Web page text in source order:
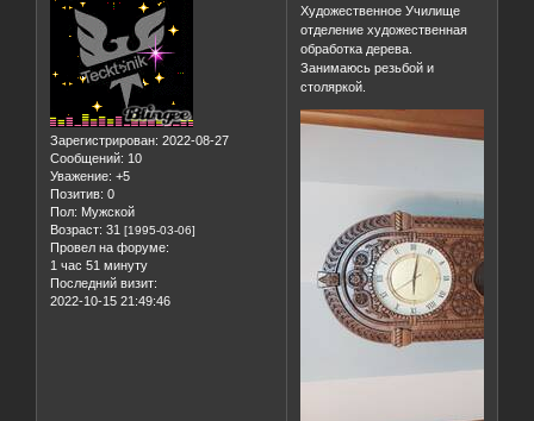
Зарегистрирован: 2022-08-27
Сообщений: 10
Уважение: +5
Позитив: 0
Пол: Мужской
Возраст: 31 [1995-03-06]
Провел на форуме:
1 час 51 минуту
Последний визит:
2022-10-15 21:49:46
Художественное Училище
отделение художественная
обработка дерева.
Занимаюсь резьбой и
столяркой.